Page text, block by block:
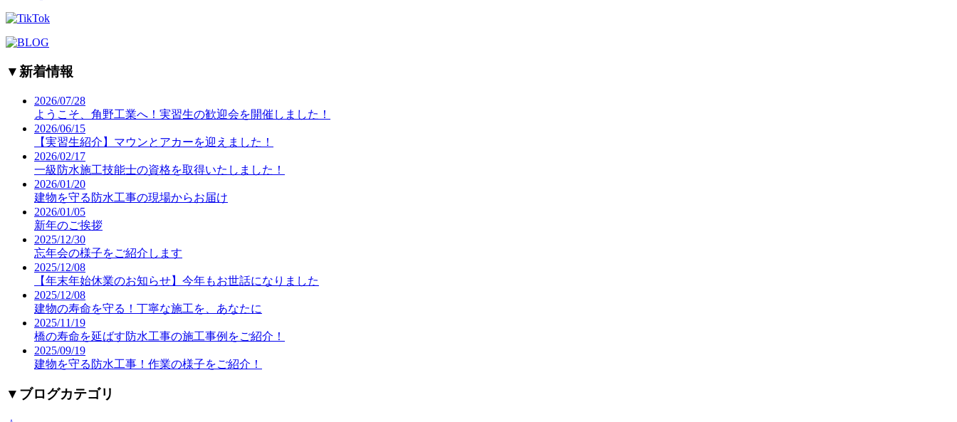
▼ 新着情報
2026/07/28
ようこそ、角野工業へ！実習生の歓迎会を開催しました！
2026/06/15
【実習生紹介】マウンとアカーを迎えました！
2026/02/17
一級防水施工技能士の資格を取得いたしました！
2026/01/20
建物を守る防水工事の現場からお届け
2026/01/05
新年のご挨拶
2025/12/30
忘年会の様子をご紹介します
2025/12/08
【年末年始休業のお知らせ】今年もお世話になりました
2025/12/08
建物の寿命を守る！丁寧な施工を、あなたに
2025/11/19
橋の寿命を延ばす防水工事の施工事例をご紹介！
2025/09/19
建物を守る防水工事！作業の様子をご紹介！
▼ ブログカテゴリ